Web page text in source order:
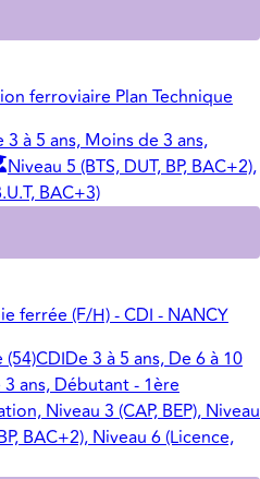
ferroviaire Plan Technique
3 à 5 ans, Moins de 3 ans,
Niveau 5 (BTS, DUT, BP, BAC+2),
BAC+3)
ferrée (F/H) - CDI - NANCY
CDIDe 3 à 5 ans, De 6 à 10
ans, Débutant - 1ère
Niveau 3 (CAP, BEP), Niveau
BAC+2), Niveau 6 (Licence,